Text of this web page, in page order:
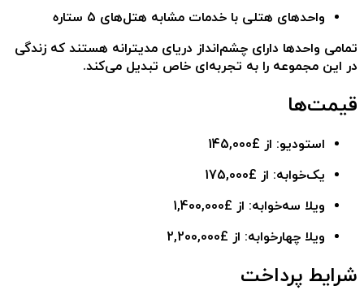
واحدهای هتلی با خدمات مشابه هتل‌های ۵ ستاره
تمامی واحدها دارای چشم‌انداز دریای مدیترانه هستند که زندگی
در این مجموعه را به تجربه‌ای خاص تبدیل می‌کند.
قیمت‌ها
استودیو: از £145,000
یک‌خوابه: از £175,000
ویلا سه‌خوابه: از £1,400,000
ویلا چهارخوابه: از £2,200,000
شرایط پرداخت